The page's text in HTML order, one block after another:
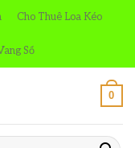
Cho Thuê Loa Kéo
Số
0